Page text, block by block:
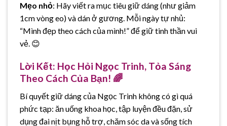
Mẹo nhỏ: Hãy viết ra mục tiêu giữ dáng (như giảm
1cm vòng eo) và dán ở gương. Mỗi ngày tự nhủ:
“Mình đẹp theo cách của mình!” để giữ tinh thần vui
vẻ. 😊
Lời Kết: Học Hỏi Ngọc Trinh, Tỏa Sáng
Theo Cách Của Bạn! 🌈
Bí quyết giữ dáng của Ngọc Trinh không có gì quá
phức tạp: ăn uống khoa học, tập luyện đều đặn, sử
dụng đai nịt bụng hỗ trợ, chăm sóc da và sống tích